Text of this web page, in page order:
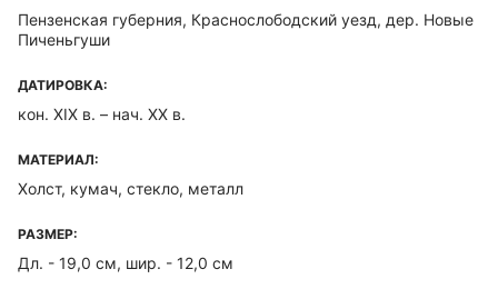
Пензенская губерния, Краснослободский уезд, дер. Новые
Пиченьгуши
ДАТИРОВКА:
кон. XIX в. – нач. XX в.
МАТЕРИАЛ:
Холст, кумач, стекло, металл
РАЗМЕР:
Дл. - 19,0 см, шир. - 12,0 см